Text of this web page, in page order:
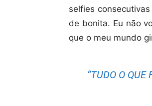
selfies
de bonita. Eu não
que o meu mundo
“TUDO O